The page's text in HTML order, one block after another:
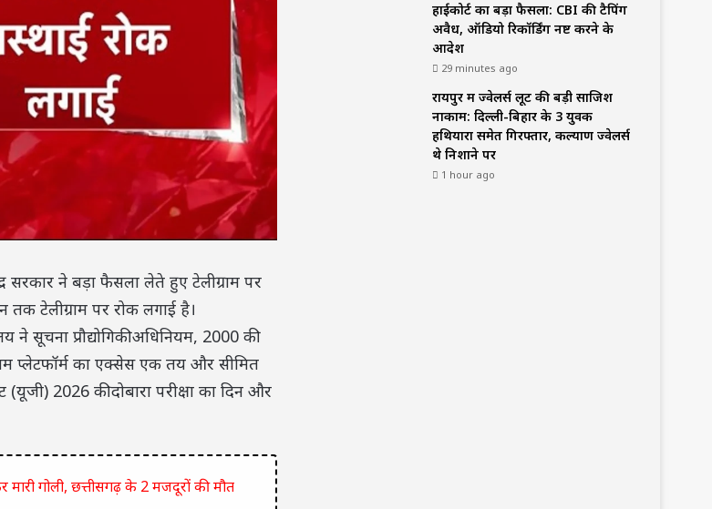
सरकार ने बड़ा फैसला लेते हुए टेलीग्राम पर
टेलीग्राम पर रोक लगाई है।
ने सूचना प्रौद्योगिकी अधिनियम, 2000 की
प्लेटफॉर्म का एक्सेस एक तय और सीमित
2026 की दोबारा परीक्षा का दिन और
गोली, छत्तीसगढ़ के 2 मजदूरों की मौत
हाईकोर्ट का बड़ा फैसला: CBI की टैपिंग
अवैध, ऑडियो रिकॉर्डिंग नष्ट करने के
आदेश
29 minutes ago
रायपुर में ज्वेलर्स लूट की बड़ी साजिश
नाकाम: दिल्ली-बिहार के 3 युवक
हथियारों समेत गिरफ्तार, कल्याण ज्वेलर्स
थे निशाने पर
1 hour ago